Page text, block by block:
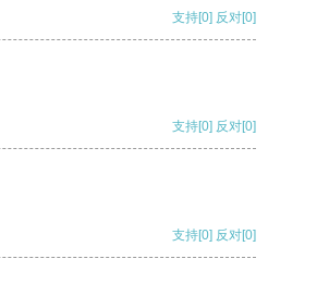
支持[0] 反对[0]
支持[0] 反对[0]
支持[0] 反对[0]